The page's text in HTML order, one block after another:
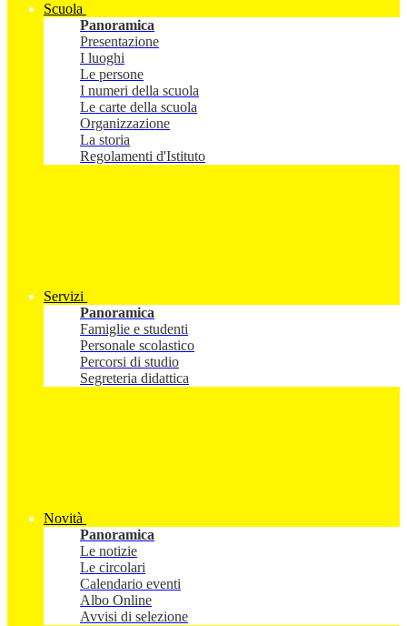
Scuola
Panoramica
Presentazione
I luoghi
Le persone
I numeri della scuola
Le carte della scuola
Organizzazione
La storia
Regolamenti d'Istituto
Servizi
Panoramica
Famiglie e studenti
Personale scolastico
Percorsi di studio
Segreteria didattica
Novità
Panoramica
Le notizie
Le circolari
Calendario eventi
Albo Online
Avvisi di selezione